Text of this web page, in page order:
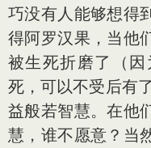
巧没有人能够想得
得阿罗汉果，当他
被生死折磨了（
死，可以不受后有
益般若智慧。在他
慧，谁不愿意？当